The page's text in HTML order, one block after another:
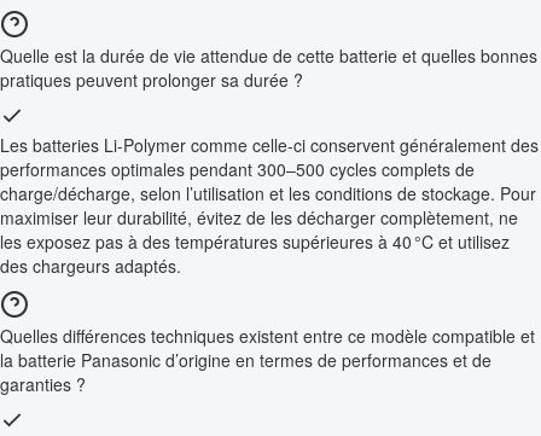
Quelle est la durée de vie attendue de cette batterie et quelles bonnes
pratiques peuvent prolonger sa durée ?
Les batteries Li-Polymer comme celle-ci conservent généralement des
performances optimales pendant 300–500 cycles complets de
charge/décharge, selon l’utilisation et les conditions de stockage. Pour
maximiser leur durabilité, évitez de les décharger complètement, ne
les exposez pas à des températures supérieures à 40 °C et utilisez
des chargeurs adaptés.
Quelles différences techniques existent entre ce modèle compatible et
la batterie Panasonic d’origine en termes de performances et de
garanties ?